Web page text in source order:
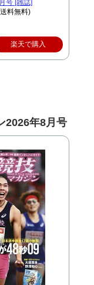
号 [雑誌]
料無料)
楽天で購入
2026年8月号